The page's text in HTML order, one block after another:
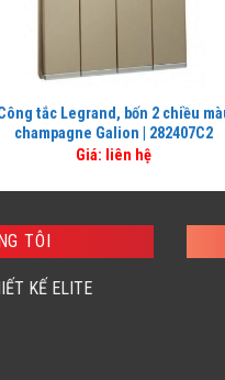
tắc Legrand, bốn 2 chiều
champagne Galion | 282407C2
Giá: liên hệ
TÔI
KẾ ELITE